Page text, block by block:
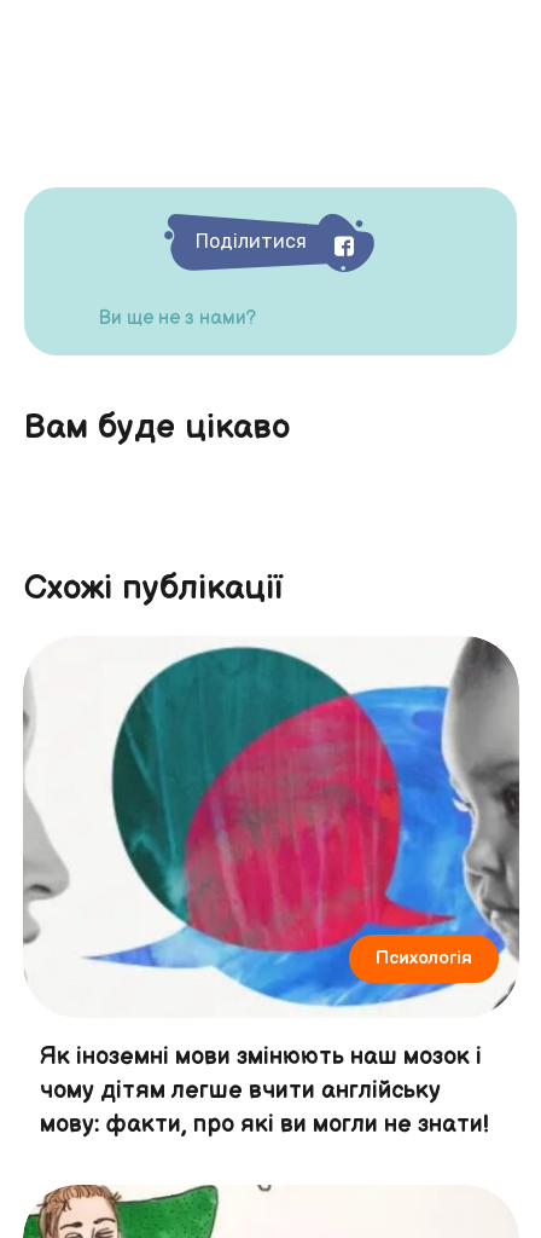
Поділитися
Ви ще не з нами?
Вам буде цікаво
Схожі публікації
Психологія
Як іноземні мови змінюють наш мозок і
чому дітям легше вчити англійську
мову: факти, про які ви могли не знати!